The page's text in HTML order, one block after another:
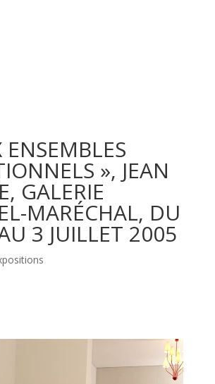
ENSEMBLES
», JEAN
GALERIE
MARÉCHAL, DU
3 JUILLET 2005